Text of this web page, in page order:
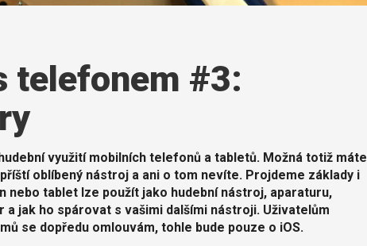
telefonem #3:
využití mobilních telefonů a tabletů. Možná totiž máte
oblíbený nástroj a ani o tom nevíte. Projdeme základy i
nebo tablet lze použít jako hudební nástroj, aparaturu,
jak ho spárovat s vašimi dalšími nástroji. Uživatelům
se dopředu omlouvám, tohle bude pouze o iOS.